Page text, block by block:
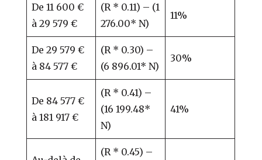
De 11 600 €
à 29 579 €
(R * 0.11) – (1
276.00* N)
11%
De 29 579 €
à 84 577 €
(R * 0.30) –
(6 896.01* N)
30%
De 84 577 €
à 181 917 €
(R * 0.41) –
(16 199.48*
N)
41%
(R * 0.45) –